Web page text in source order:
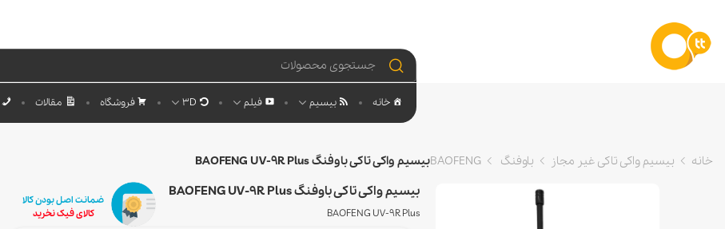
خانه بیسیم فیلم 3D فروشگاه مقالات
خانه بیسیم واکی تاکی غیر مجاز باوفنگ BAOFENG بیسیم واکی تاکی باوفنگ BAOFENG UV-9R Plus
بیسیم واکی تاکی باوفنگ BAOFENG UV-9R Plus
BAOFENG UV-9R Plus
ضمانت اصل بودن کالا
کالای فیک نخرید